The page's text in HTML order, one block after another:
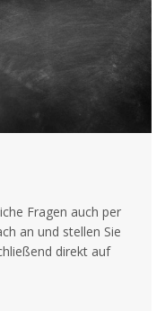
Fragen auch per
an und stellen Sie
direkt auf